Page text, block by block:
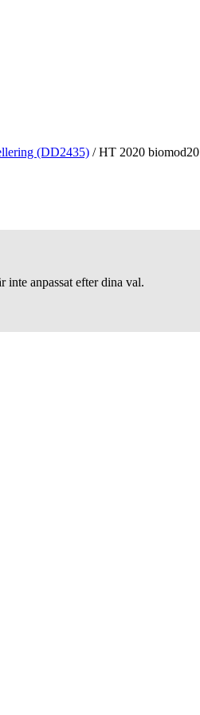
(DD2435) /HT 2020 biomod20
anpassat efter dina val.